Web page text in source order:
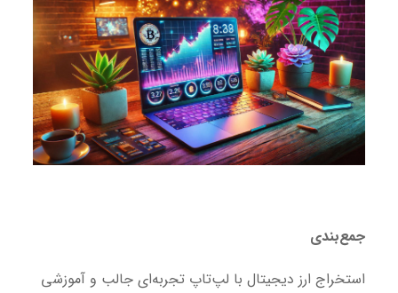
جمع‌بندی
استخراج ارز دیجیتال با لپ‌تاپ تجربه‌ای جالب و آموزشی